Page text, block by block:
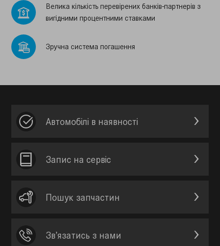
Велика кiлькiсть перевiрених банкiв-партнерiв з
вигiдними процентними ставками
Зручна система погашення
Автомобілі в наявності
Запис на сервic
Пошук запчастин
Зв’язатись з нами